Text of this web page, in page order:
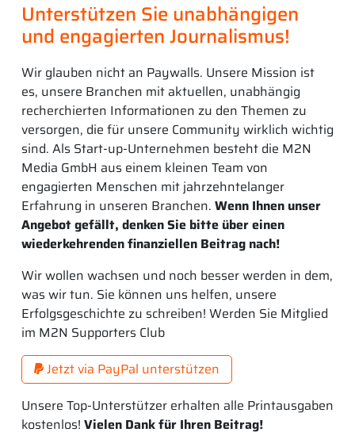
Unterstützen Sie unabhängigen
und engagierten Journalismus!
Wir glauben nicht an Paywalls. Unsere Mission ist
es, unsere Branchen mit aktuellen, unabhängig
recherchierten Informationen zu den Themen zu
versorgen, die für unsere Community wirklich wichtig
sind. Als Start-up-Unternehmen besteht die M2N
Media GmbH aus einem kleinen Team von
engagierten Menschen mit jahrzehntelanger
Erfahrung in unseren Branchen. Wenn Ihnen unser
Angebot gefällt, denken Sie bitte über einen
wiederkehrenden finanziellen Beitrag nach!
Wir wollen wachsen und noch besser werden in dem,
was wir tun. Sie können uns helfen, unsere
Erfolgsgeschichte zu schreiben! Werden Sie Mitglied
im M2N Supporters Club
Jetzt via PayPal unterstützen
Unsere Top-Unterstützer erhalten alle Printausgaben
kostenlos! Vielen Dank für Ihren Beitrag!